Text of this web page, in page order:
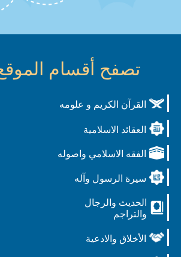
تصفح أقسام
القرآن الكريم و علومه
العقائد الاسلامية
الفقه الاسلامي واصوله
سيرة الرسول وآله
الحديث والرجال
والتراجم
الأخلاق والادعية